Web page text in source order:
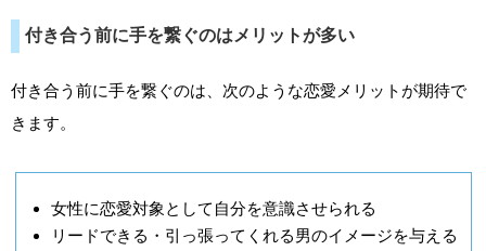
付き合う前に手を繋ぐのはメリットが多い
付き合う前に手を繋ぐのは、次のような恋愛メリットが期待で
きます。
女性に恋愛対象として自分を意識させられる
リードできる・引っ張ってくれる男のイメージを与える